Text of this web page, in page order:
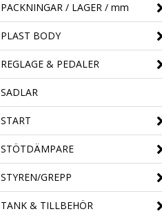
PACKNINGAR / LAGER / mm
PLAST BODY
REGLAGE & PEDALER
SADLAR
START
STÖTDÄMPARE
STYREN/GREPP
TANK & TILLBEHÖR